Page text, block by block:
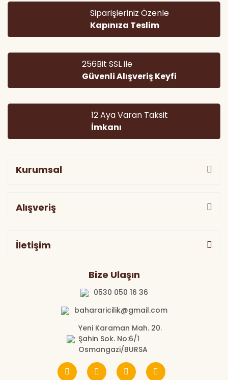
Bu ürüne benzer farklı alternatifler olmalı.
Gönder
Siparişleriniz Özenle
Kapınıza Teslim
256Bit SSL ile
Güvenli Alışveriş Keyfi
12 Aya Varan Taksit
İmkanı
Kurumsal
Alışveriş
İletişim
Bize Ulaşın
0530 050 16 36
bahararicilik@gmail.com
Yeni Karaman Mah. 20.
Şahin Sok. No:6/1
Osmangazi/BURSA